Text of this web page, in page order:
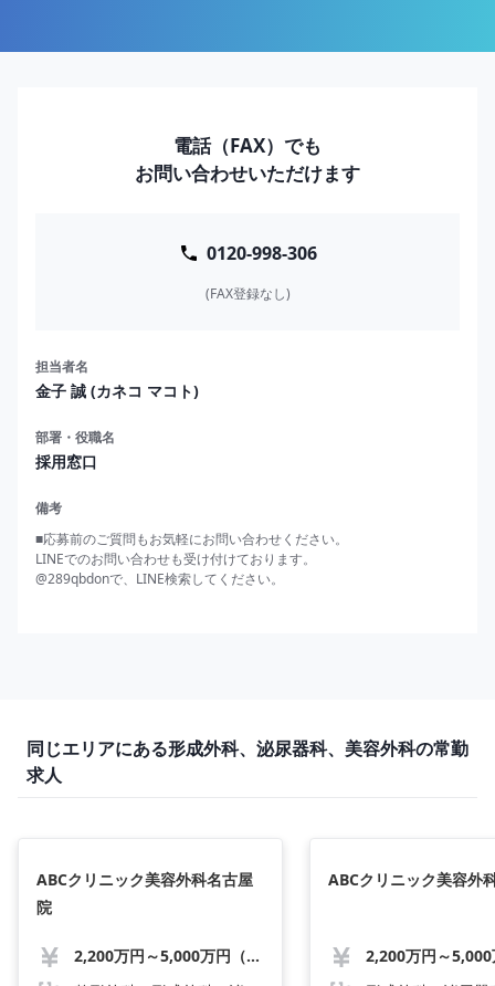
電話（FAX）でも
お問い合わせいただけます
0120-998-306
(FAX登録なし)
担当者名
金子 誠 (カネコ マコト)
部署・役職名
採用窓口
備考
■応募前のご質問もお気軽にお問い合わせください。
LINEでのお問い合わせも受け付けております。
@289qbdonで、LINE検索してください。
同じエリアにある形成外科、泌尿器科、美容外科の常勤
求人
ABCクリニック美容外科名古屋
院
2,200万円～5,000万円（応相談）
ABCクリニック美容外
2,200万円～